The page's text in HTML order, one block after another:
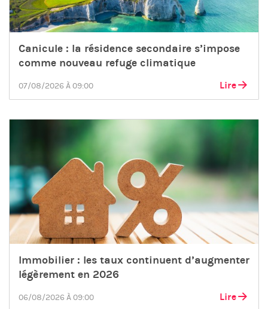
Canicule : la résidence secondaire s’impose
comme nouveau refuge climatique
07/08/2026 À 09:00 Lire
Immobilier : les taux continuent d’augmenter
légèrement en 2026
06/08/2026 À 09:00 Lire